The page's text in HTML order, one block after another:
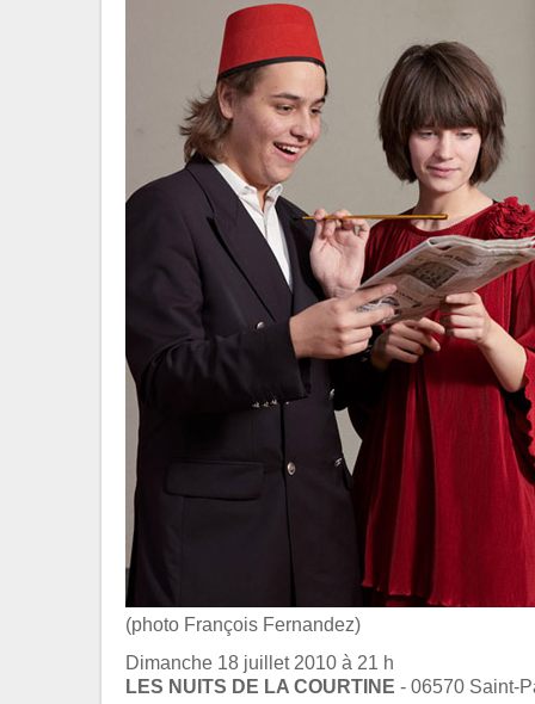
(photo François Fernandez)
Dimanche 18 juillet 2010 à 21 h
LES NUITS DE LA COURTINE - 06570 Saint-